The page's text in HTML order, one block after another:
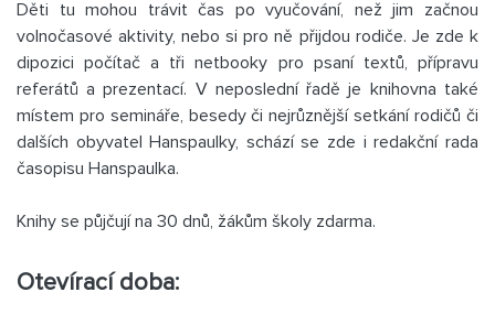
Děti tu mohou trávit čas po vyučování, než jim začnou
volnočasové aktivity, nebo si pro ně přijdou rodiče. Je zde k
dipozici počítač a tři netbooky pro psaní textů, přípravu
referátů a prezentací. V neposlední řadě je knihovna také
místem pro semináře, besedy či nejrůznější setkání rodičů či
dalších obyvatel Hanspaulky, schází se zde i redakční rada
časopisu Hanspaulka.
Knihy se půjčují na 30 dnů, žákům školy zdarma.
Otevírací doba: